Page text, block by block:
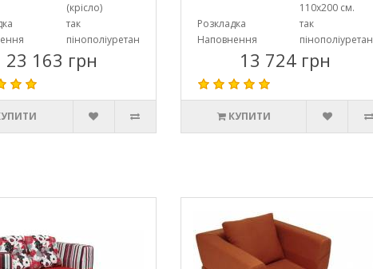
(крісло)
так
пінополіуретан
23 163 грн
110х200 см.
Розкладка
так
Наповнення
пінополіуретан
13 724 грн
КУПИТИ